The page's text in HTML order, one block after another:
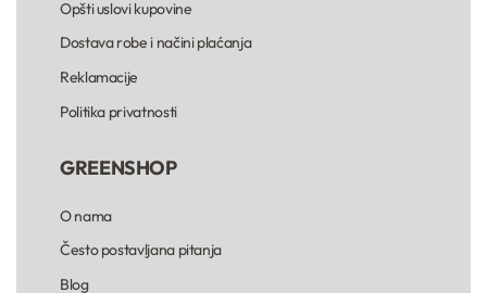
Opšti uslovi kupovine
Dostava robe i načini plaćanja
Reklamacije
Politika privatnosti
GREENSHOP
O nama
Često postavljana pitanja
Blog